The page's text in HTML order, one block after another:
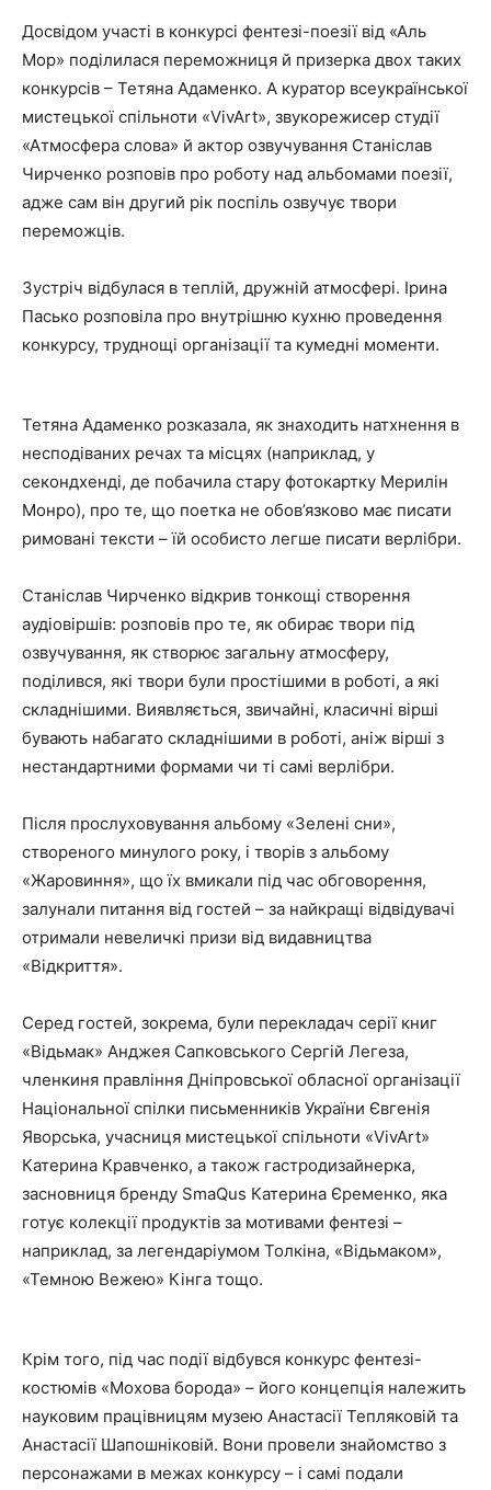
Досвідом участі в конкурсі фентезі-поезії від «Аль
Мор» поділилася переможниця й призерка двох таких
конкурсів – Тетяна Адаменко. А куратор всеукраїнської
мистецької спільноти «VivArt», звукорежисер студії
«Атмосфера слова» й актор озвучування Станіслав
Чирченко розповів про роботу над альбомами поезії,
адже сам він другий рік поспіль озвучує твори
переможців.
Зустріч відбулася в теплій, дружній атмосфері. Ірина
Пасько розповіла про внутрішню кухню проведення
конкурсу, труднощі організації та кумедні моменти.
Тетяна Адаменко розказала, як знаходить натхнення в
несподіваних речах та місцях (наприклад, у
секондхенді, де побачила стару фотокартку Мерилін
Монро), про те, що поетка не обов’язково має писати
римовані тексти – їй особисто легше писати верлібри.
Станіслав Чирченко відкрив тонкощі створення
аудіовіршів: розповів про те, як обирає твори під
озвучування, як створює загальну атмосферу,
поділився, які твори були простішими в роботі, а які
складнішими. Виявляється, звичайні, класичні вірші
бувають набагато складнішими в роботі, аніж вірші з
нестандартними формами чи ті самі верлібри.
Після прослуховування альбому «Зелені сни»,
створеного минулого року, і творів з альбому
«Жаровиння», що їх вмикали під час обговорення,
залунали питання від гостей – за найкращі відвідувачі
отримали невеличкі призи від видавництва
«Відкриття».
Серед гостей, зокрема, були перекладач серії книг
«Відьмак» Анджея Сапковського Сергій Легеза,
членкиня правління Дніпровської обласної організації
Національної спілки письменників України Євгенія
Яворська, учасниця мистецької спільноти «VivArt»
Катерина Кравченко, а також гастродизайнерка,
засновниця бренду SmaQus Катерина Єременко, яка
готує колекції продуктів за мотивами фентезі –
наприклад, за легендаріумом Толкіна, «Відьмаком»,
«Темною Вежею» Кінга тощо.
Крім того, під час події відбувся конкурс фентезі-
костюмів «Мохова борода» – його концепція належить
науковим працівницям музею Анастасії Тепляковій та
Анастасії Шапошніковій. Вони провели знайомство з
персонажами в межах конкурсу – і самі подали